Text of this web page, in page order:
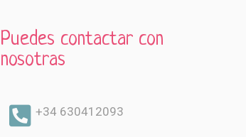
Puedes contactar con
nosotras
+34 630412093